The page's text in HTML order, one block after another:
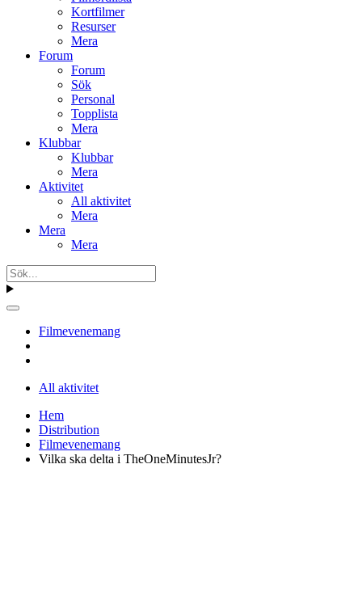
Kortfilmer
Resurser
Mera
Forum
Forum
Sök
Personal
Topplista
Mera
Klubbar
Klubbar
Mera
Aktivitet
All aktivitet
Mera
Mera
Mera
Filmevenemang
All aktivitet
Hem
Distribution
Filmevenemang
Vilka ska delta i TheOneMinutesJr?